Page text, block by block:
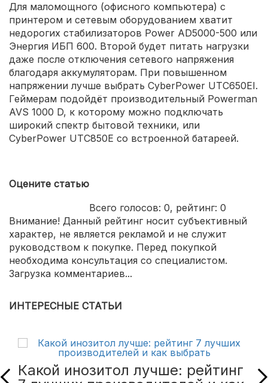
Для маломощного (офисного компьютера) с
принтером и сетевым оборудованием хватит
недорогих стабилизаторов Power AD5000-500 или
Энергия ИБП 600. Второй будет питать нагрузки
даже после отключения сетевого напряжения
благодаря аккумуляторам. При повышенном
напряжении лучше выбрать CyberPower UTC650EI.
Геймерам подойдёт производительный Powerman
AVS 1000 D, к которому можно подключать
широкий спектр бытовой техники, или
CyberPower UTC850E со встроенной батареей.
Оцените статью
Всего голосов: 0, рейтинг: 0
Внимание! Данный рейтинг носит субъективный
характер, не является рекламой и не служит
руководством к покупке. Перед покупкой
необходима консультация со специалистом.
Загрузка комментариев...
ИНТЕРЕСНЫЕ СТАТЬИ
Какой инозитол лучше: рейтинг